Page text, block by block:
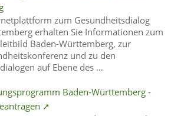
zum Gesundheitsdialog
erhalten Sie Informationen zum
Baden-Württemberg, zur
und zu den
auf Ebene des …
Baden-Württemberg -
➚